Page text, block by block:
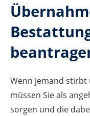
Wenn jemand
müssen Sie als
sorgen und die